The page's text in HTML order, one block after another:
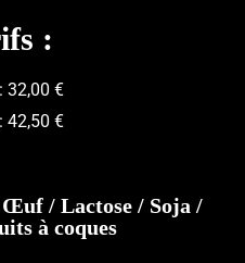
:
32,00 €
42,50 €
/ Lactose / Soja /
à coques